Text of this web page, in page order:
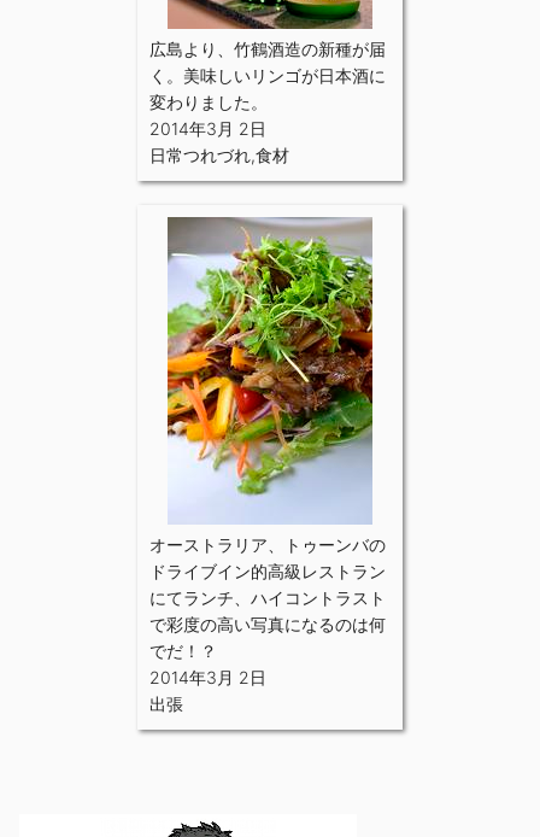
広島より、竹鶴酒造の新種が届
く。美味しいリンゴが日本酒に
変わりました。
2014年3月 2日
日常つれづれ,食材
オーストラリア、トゥーンバの
ドライブイン的高級レストラン
にてランチ、ハイコントラスト
で彩度の高い写真になるのは何
でだ！？
2014年3月 2日
出張